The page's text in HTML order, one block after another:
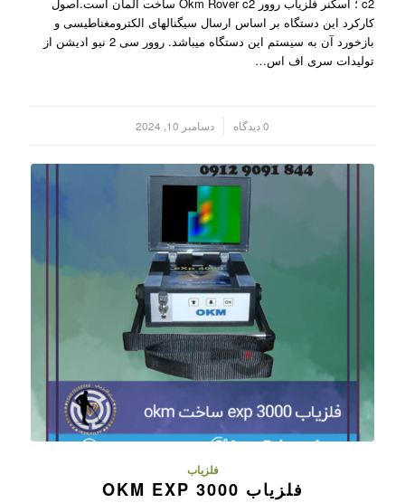
کارکرد این دستگاه بر اساس ارسال سیگنالهای الکترومغناطیسی و
بازخورد آن به سیستم این دستگاه میباشد. روور سی 2 نیو ادیشن از
تولیدات سری اف اس…
0 دیدگاه دسامبر 10, 2024
فلزیاب
فلزیاب OKM EXP 3000